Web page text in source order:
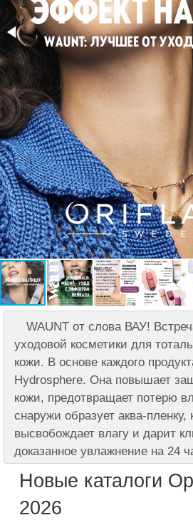
WAUNT от слова ВАУ!
уходовой косметики для
кожи. В основе каждого
Hydrosphere. Она повышает
кожи, предотвращает потерю
снаружи образует аква-
высвобождает влагу и дарит
доказанное увлажнение на 24
Новые каталоги
2026